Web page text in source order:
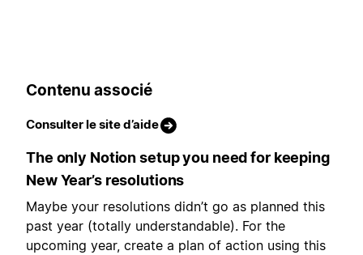
Contenu associé
Consulter le site d’aide
The only Notion setup you need for keeping
New Year’s resolutions
Maybe your resolutions didn’t go as planned this
past year (totally understandable). For the
upcoming year, create a plan of action using this